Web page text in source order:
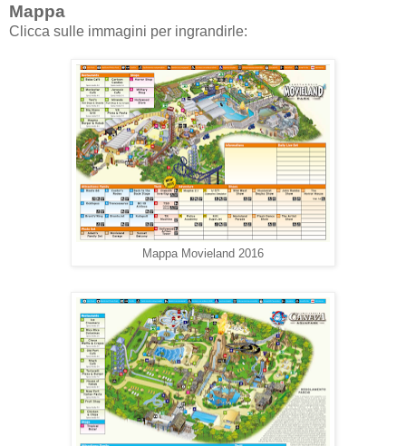
Mappa
Clicca sulle immagini per ingrandirle:
Mappa Movieland 2016